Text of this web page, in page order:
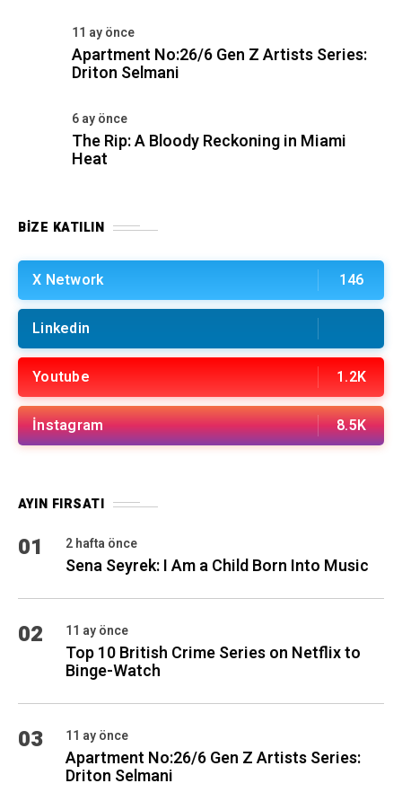
11 ay önce
Apartment No:26/6 Gen Z Artists Series:
Driton Selmani
6 ay önce
The Rip: A Bloody Reckoning in Miami
Heat
BIZE KATILIN
X Network 146
Linkedin
Youtube 1.2K
İnstagram 8.5K
AYIN FIRSATI
01 2 hafta önce
Sena Seyrek: I Am a Child Born Into Music
02 11 ay önce
Top 10 British Crime Series on Netflix to
Binge-Watch
03 11 ay önce
Apartment No:26/6 Gen Z Artists Series:
Driton Selmani